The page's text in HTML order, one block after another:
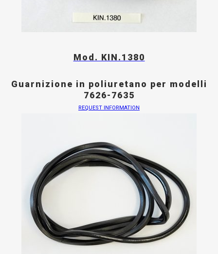
Mod. KIN.1380
Guarnizione in poliuretano per modelli
7626-7635
REQUEST INFORMATION